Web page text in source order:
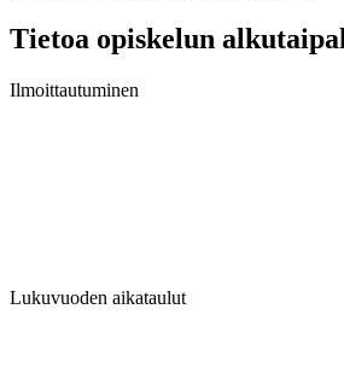
Tietoa opiskelun
Ilmoittautuminen
Lukuvuoden aikataulut